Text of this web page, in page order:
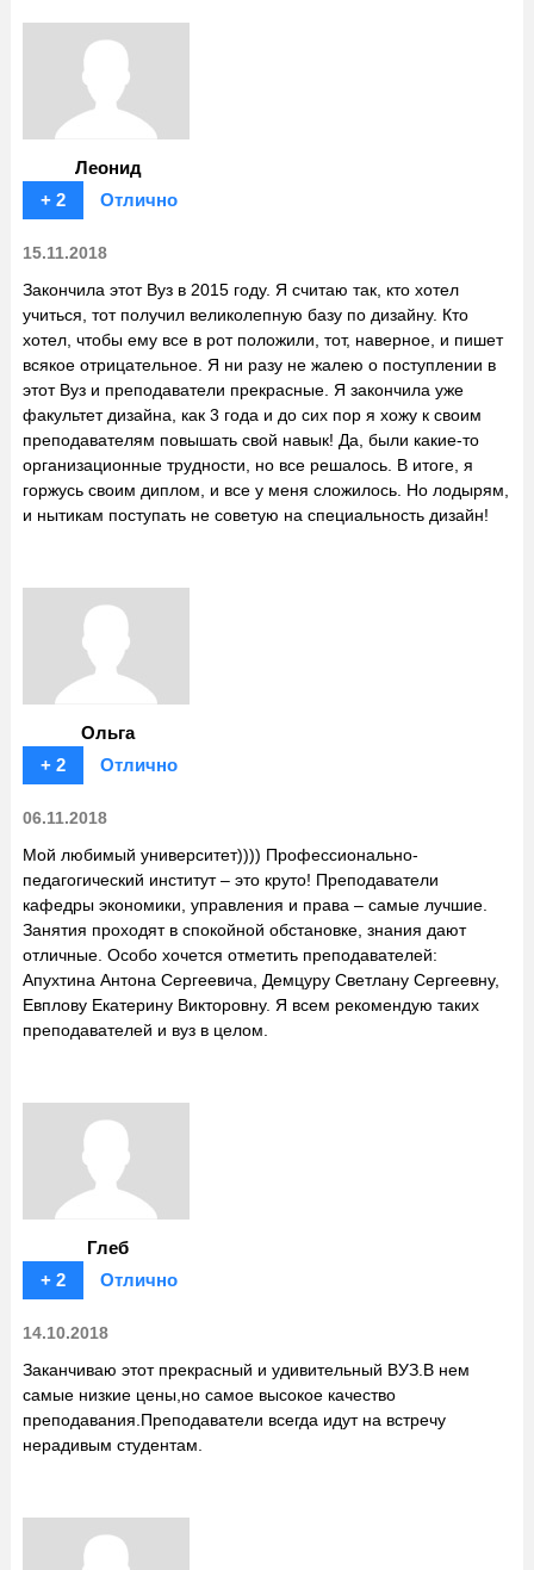
Леонид
+ 2
Отлично
15.11.2018
Закончила этот Вуз в 2015 году. Я считаю так, кто хотел
учиться, тот получил великолепную базу по дизайну. Кто
хотел, чтобы ему все в рот положили, тот, наверное, и пишет
всякое отрицательное. Я ни разу не жалею о поступлении в
этот Вуз и преподаватели прекрасные. Я закончила уже
факультет дизайна, как 3 года и до сих пор я хожу к своим
преподавателям повышать свой навык! Да, были какие-то
организационные трудности, но все решалось. В итоге, я
горжусь своим диплом, и все у меня сложилось. Но лодырям,
и нытикам поступать не советую на специальность дизайн!
Ольга
+ 2
Отлично
06.11.2018
Мой любимый университет)))) Профессионально-
педагогический институт – это круто! Преподаватели
кафедры экономики, управления и права – самые лучшие.
Занятия проходят в спокойной обстановке, знания дают
отличные. Особо хочется отметить преподавателей:
Апухтина Антона Сергеевича, Демцуру Светлану Сергеевну,
Евплову Екатерину Викторовну. Я всем рекомендую таких
преподавателей и вуз в целом.
Глеб
+ 2
Отлично
14.10.2018
Заканчиваю этот прекрасный и удивительный ВУЗ.В нем
самые низкие цены,но самое высокое качество
преподавания.Преподаватели всегда идут на встречу
нерадивым студентам.